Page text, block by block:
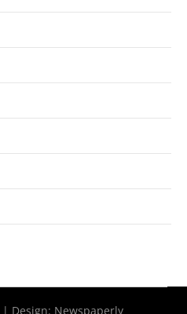
| Design: Newspaperly